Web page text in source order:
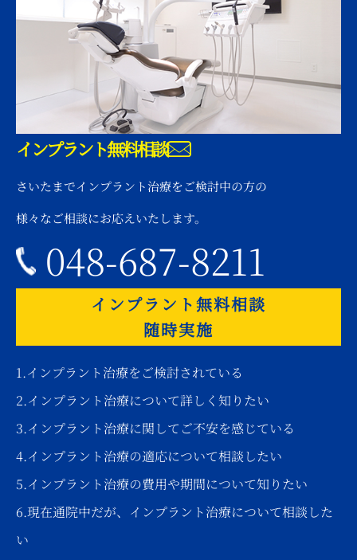
インプラント無料相談
さいたまでインプラント治療をご検討中の方の
様々なご相談にお応えいたします。
048-687-8211
インプラント無料相談
随時実施
1.インプラント治療をご検討されている
2.インプラント治療について詳しく知りたい
3.インプラント治療に関してご不安を感じている
4.インプラント治療の適応について相談したい
5.インプラント治療の費用や期間について知りたい
6.現在通院中だが、インプラント治療について相談した
い